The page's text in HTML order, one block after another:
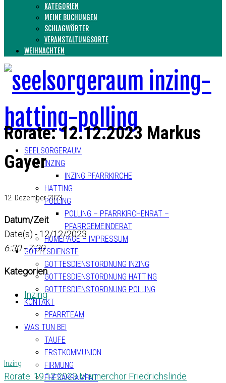
KATEGORIEN
MEINE BUCHUNGEN
SCHLAGWÖRTER
VERANSTALTUNGSORTE
WEIHNACHTEN
SEELSORGERAUM
INZING
INZING PFARRKIRCHE
HATTING
POLLING
POLLING – PFARRKIRCHENRAT –
PFARRGEMEINDERAT
HOMEPAGE – IMPRESSUM
GOTTESDIENSTE
GOTTESDIENSTORDNUNG INZING
GOTTESDIENSTORDNUNG HATTING
GOTTESDIENSTORDNUNG POLLING
KONTAKT
PFARRTEAM
WAS TUN BEI
TAUFE
ERSTKOMMUNION
FIRMUNG
EHESAKRAMENT
Rorate: 12.12.2023 Markus
Gayer
12. Dezember 2023
Datum/Zeit
Date(s) - 12/12/2023
6:30 - 7:30
Kategorien
Inzing
Inzing
Rorate: 19.12.2023 Männerchor Friedrichslinde